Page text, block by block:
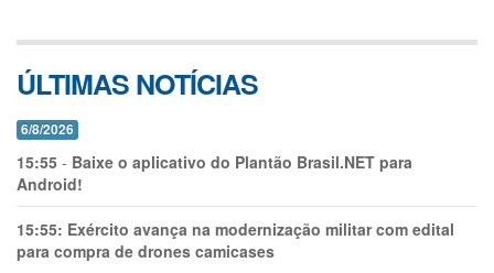
ÚLTIMAS NOTÍCIAS
6/8/2026
15:55 - Baixe o aplicativo do Plantão Brasil.NET para
Android!
15:55: Exército avança na modernização militar com edital
para compra de drones camicases